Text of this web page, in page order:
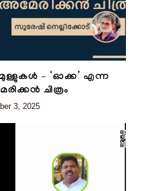
– ‘ഓക്ക’ എന്ന
ചിത്രം
3, 2025